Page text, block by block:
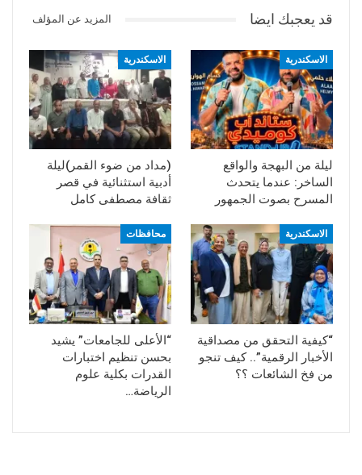
قد يعجبك ايضا المزيد عن المؤلف
الاسكندرية
ليلة من البهجة والواقع
الساخر: عندما يتحدث
المسرح بصوت الجمهور
الاسكندرية
(مداد من ضوء القمر)ليلة
أدبية استثنائية في قصر
ثقافة مصطفى كامل
الاسكندرية
“كيفية التحقق من مصداقية
الأخبار الرقمية”.. كيف تنجو
من فخ الشائعات ؟؟
محافظات
“الأعلى للجامعات” يشيد
بحسن تنظيم اختبارات
القدرات بكلية علوم
الرياضة…